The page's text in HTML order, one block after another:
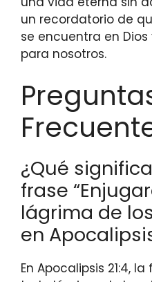
un recordatorio de
se encuentra en
para nosotros.
¿Qué
frase
lágrima de
en
En Apocalipsis 21:4,